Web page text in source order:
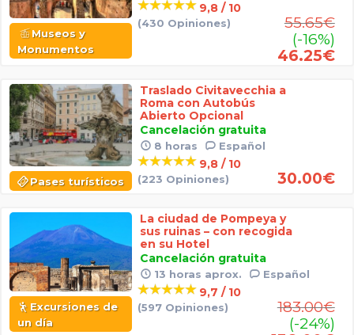
Museos y
Monumentos
9,8 / 10
(430 Opiniones) 55.65€
(-16%)
46.25€
Pases turísticos
Traslado Civitavecchia a
Roma con Autobús
Abierto Opcional
Cancelación gratuita
8 horas Español
9,8 / 10
(223 Opiniones) 30.00€
Excursiones de
un día
La ciudad de Pompeya y
sus ruinas – con recogida
en su Hotel
Cancelación gratuita
13 horas aprox. Español
9,7 / 10
(597 Opiniones) 183.00€
(-24%)